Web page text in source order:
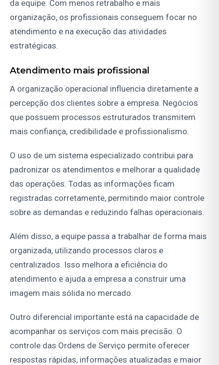
da equipe. Com menos retrabalho e mais
organização, os profissionais conseguem focar no
atendimento e na execução das atividades
estratégicas.
Atendimento mais profissional
A organização operacional influencia diretamente a
percepção dos clientes sobre a empresa. Negócios
que possuem processos estruturados transmitem
mais confiança, credibilidade e profissionalismo.
O uso de um sistema especializado contribui para
padronizar os atendimentos e melhorar a qualidade
das operações. Todas as informações ficam
registradas corretamente, permitindo maior controle
sobre as demandas e reduzindo falhas operacionais.
Além disso, a equipe passa a trabalhar de forma mais
organizada, utilizando processos claros e
centralizados. Isso melhora a eficiência do
atendimento e ajuda a empresa a construir uma
imagem mais sólida no mercado.
Outro diferencial importante está na capacidade de
acompanhar os serviços com mais precisão. O
controle das Ordens de Serviço permite oferecer
respostas rápidas, informações atualizadas e maior